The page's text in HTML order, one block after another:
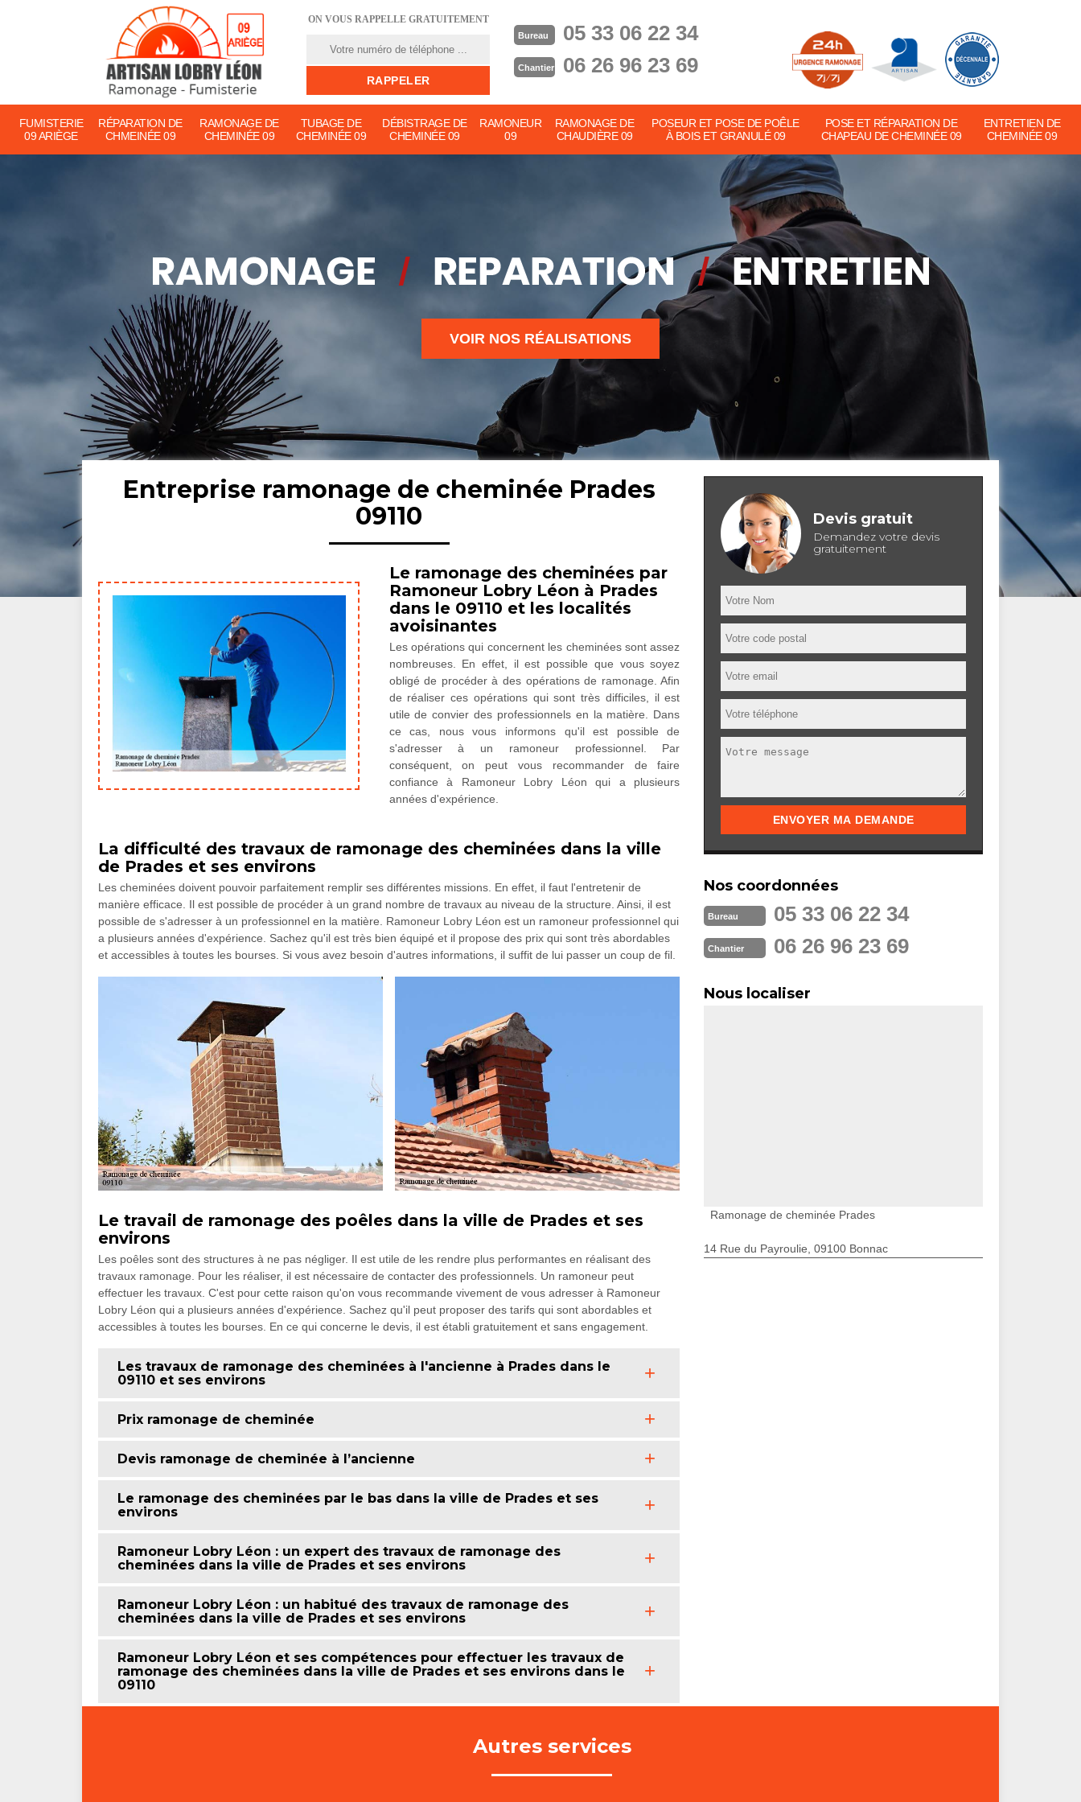
ON VOUS RAPPELLE GRATUITEMENT
Bureau 05 33 06 22 34
Chantier 06 26 96 23 69
FUMISTERIE
09 ARIÈGE
RÉPARATION DE
CHMEINÉE 09
RAMONAGE DE
CHEMINÉE 09
TUBAGE DE
CHEMINÉE 09
DÉBISTRAGE DE
CHEMINÉE 09
RAMONEUR
09
RAMONAGE DE
CHAUDIÈRE 09
POSEUR ET POSE DE POÊLE
À BOIS ET GRANULÉ 09
POSE ET RÉPARATION DE
CHAPEAU DE CHEMINÉE 09
ENTRETIEN DE
CHEMINÉE 09
VOIR NOS RÉALISATIONS
Entreprise ramonage de cheminée Prades
09110
Le ramonage des cheminées par
Ramoneur Lobry Léon à Prades
dans le 09110 et les localités
avoisinantes
Les opérations qui concernent les cheminées sont assez
nombreuses. En effet, il est possible que vous soyez
obligé de procéder à des opérations de ramonage. Afin
de réaliser ces opérations qui sont très difficiles, il est
utile de convier des professionnels en la matière. Dans
ce cas, nous vous informons qu'il est possible de
s'adresser à un ramoneur professionnel. Par
conséquent, on peut vous recommander de faire
confiance à Ramoneur Lobry Léon qui a plusieurs
années d'expérience.
La difficulté des travaux de ramonage des cheminées dans la ville
de Prades et ses environs
Les cheminées doivent pouvoir parfaitement remplir ses différentes missions. En effet, il faut l'entretenir de
manière efficace. Il est possible de procéder à un grand nombre de travaux au niveau de la structure. Ainsi, il est
possible de s'adresser à un professionnel en la matière. Ramoneur Lobry Léon est un ramoneur professionnel qui
a plusieurs années d'expérience. Sachez qu'il est très bien équipé et il propose des prix qui sont très abordables
et accessibles à toutes les bourses. Si vous avez besoin d'autres informations, il suffit de lui passer un coup de fil.
Le travail de ramonage des poêles dans la ville de Prades et ses
environs
Les poêles sont des structures à ne pas négliger. Il est utile de les rendre plus performantes en réalisant des
travaux ramonage. Pour les réaliser, il est nécessaire de contacter des professionnels. Un ramoneur peut
effectuer les travaux. C'est pour cette raison qu'on vous recommande vivement de vous adresser à Ramoneur
Lobry Léon qui a plusieurs années d'expérience. Sachez qu'il peut proposer des tarifs qui sont abordables et
accessibles à toutes les bourses. En ce qui concerne le devis, il est établi gratuitement et sans engagement.
Les travaux de ramonage des cheminées à l'ancienne à Prades dans le
09110 et ses environs
Prix ramonage de cheminée
Devis ramonage de cheminée à l’ancienne
Le ramonage des cheminées par le bas dans la ville de Prades et ses
environs
Ramoneur Lobry Léon : un expert des travaux de ramonage des
cheminées dans la ville de Prades et ses environs
Ramoneur Lobry Léon : un habitué des travaux de ramonage des
cheminées dans la ville de Prades et ses environs
Ramoneur Lobry Léon et ses compétences pour effectuer les travaux de
ramonage des cheminées dans la ville de Prades et ses environs dans le
09110
Devis gratuit
Demandez votre devis
gratuitement
Nos coordonnées
Bureau 05 33 06 22 34
Chantier 06 26 96 23 69
Nous localiser
Ramonage de cheminée Prades
14 Rue du Payroulie, 09100 Bonnac
Autres services